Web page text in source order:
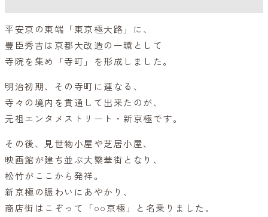
平安京の東端「東京極大路」に、
豊臣秀吉は京都大改造の一環として
寺院を集め「寺町」を形成しました。
明治初期、その寺町に連なる、
寺々の境内を貫通して出来たのが、
元祖エンタメストリート・新京極です。
その後、見世物小屋や芝居小屋、
映画館が建ち並ぶ大繁華街となり、
松竹がここから発祥。
新京極の賑わいにあやかり、
商店街はこぞって「○○京極」と名乗りました。